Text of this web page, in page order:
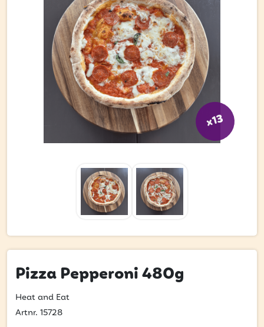
Hitta din grossist
Hållbarhet
Jobba hos oss
Kontakta oss
Vill du få erbjudanden och vara den första
att få uppdateringar kring kampanjer?
Ange din e-postadress nedan för att ta del av våra
nyheter och erbjudanden.
x13
Pizza Pepperoni 480g
Heat and Eat
Artnr. 15728